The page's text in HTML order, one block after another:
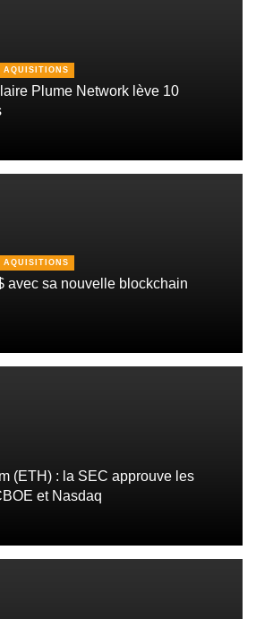
AQUISITIONS
Plume Network lève 10
AQUISITIONS
avec sa nouvelle blockchain
(ETH) : la SEC approuve les
et Nasdaq